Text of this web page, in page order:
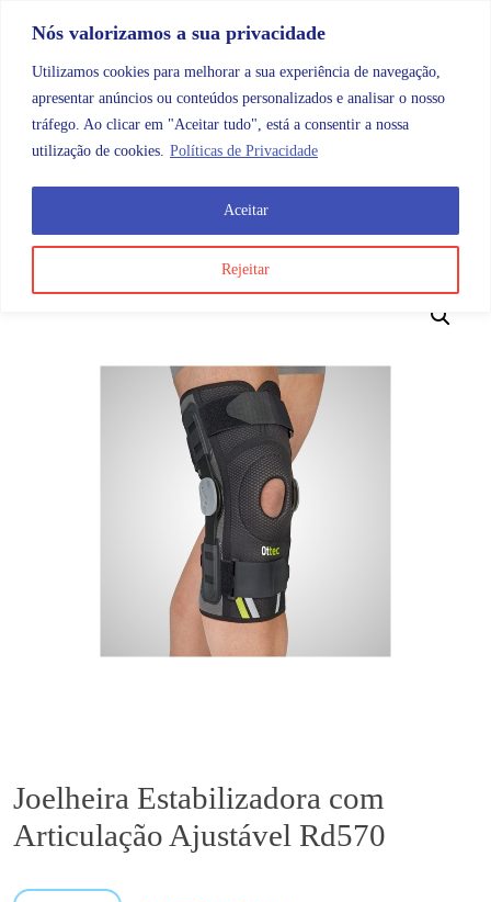
Nós valorizamos a sua privacidade
Utilizamos cookies para melhorar a sua experiência de navegação,
apresentar anúncios ou conteúdos personalizados e analisar o nosso
tráfego. Ao clicar em "Aceitar tudo", está a consentir a nossa
utilização de cookies. Políticas de Privacidade
Rejeitar
Aceitar
Categorias
Joelheira Estabilizadora com
Articulação Ajustável Rd570